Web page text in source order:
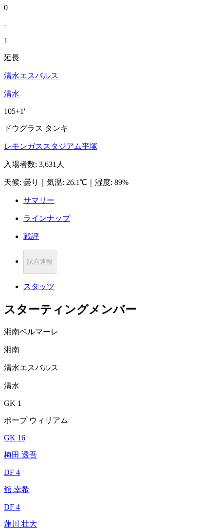
0
-
1
延長
清水エスパルス
清水
105+1'
ドウグラス タンキ
レモンガススタジアム平塚
入場者数: 3,631人
天候: 曇り 気温: 26.1℃ 湿度: 89%
サマリー
ラインナップ
戦評
試合速報
スタッツ
スターティングメンバー
湘南ベルマーレ
湘南
清水エスパルス
清水
GK 1
ポープ ウィリアム
GK 16
梅田 透吾
DF 4
舘 幸希
DF 4
蓮川 壮大